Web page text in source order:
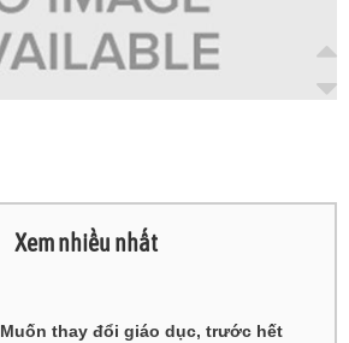
Xem nhiều nhất
Muốn thay đổi giáo dục, trước hết